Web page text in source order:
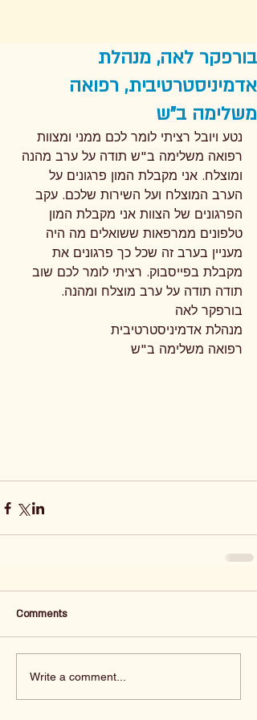
בורפקר לאה, מנהלת
אדמיניסטרטיבית, רפואה
משלימה ב"ש
נטע ויובל רציתי לומר לכם ממני ומצוות
רפואה משלימה ב"ש תודה על ערב מהנה
ומוצלח. אני מקבלת המון פרגונים על
הערב המוצלח ועל השירות שלכם. עקב
הפרגונים של הצוות אני מקבלת המון
טלפונים ממרפאות ששואלים מה היה
מעניין בערב זה שכל כך פרגונים את
מקבלת בפייסבוק. רציתי לומר לכם שוב
תודה תודה על ערב מוצלח ומהנה.
בורפקר לאה
מנהלת אדמיניסטרטיבית
רפואה משלימה ב"ש
Comments
Write a comment...